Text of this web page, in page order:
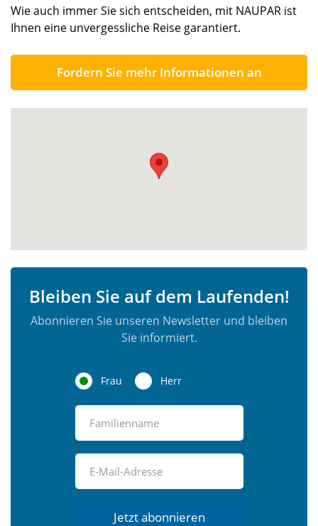
Wie auch immer Sie sich entscheiden, mit NAUPAR ist
Ihnen eine unvergessliche Reise garantiert.
Fordern Sie mehr Informationen an
Bleiben Sie auf dem Laufenden!
Abonnieren Sie unseren Newsletter und bleiben
Sie informiert.
Frau Herr
Jetzt abonnieren